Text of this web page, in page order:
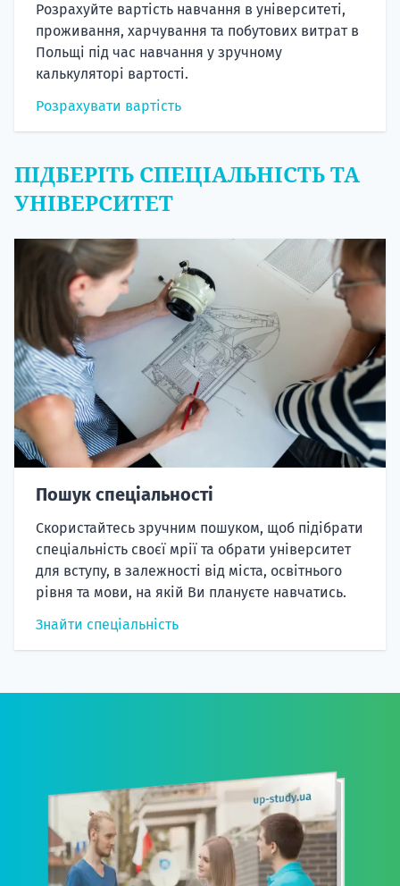
Розрахуйте вартість навчання в університеті,
проживання, харчування та побутових витрат в
Польщі під час навчання у зручному
калькуляторі вартості.
Розрахувати вартість
ПІДБЕРІТЬ СПЕЦІАЛЬНІСТЬ ТА
УНІВЕРСИТЕТ
Пошук спеціальності
Скористайтесь зручним пошуком, щоб підібрати
спеціальність своєї мрії та обрати університет
для вступу, в залежності від міста, освітнього
рівня та мови, на якій Ви плануєте навчатись.
Знайти спеціальність